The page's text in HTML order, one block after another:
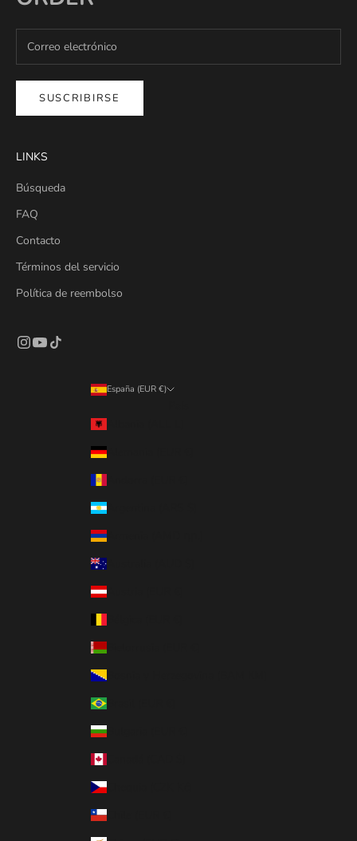
SUSCRIBIRSE
LINKS
Búsqueda
FAQ
Contacto
Términos del servicio
Política de reembolso
España (EUR €)
Alemania (EUR €)
Argentina (ARS $)
Armenia (AMD դր.)
Australia (AUD $)
Austria (EUR €)
Bielorrusia (EUR €)
Bosnia y Herzegovina (BAM КМ)
Brasil (EUR €)
Bulgaria (EUR €)
Chequia (CZK Kč)
Chile (EUR €)